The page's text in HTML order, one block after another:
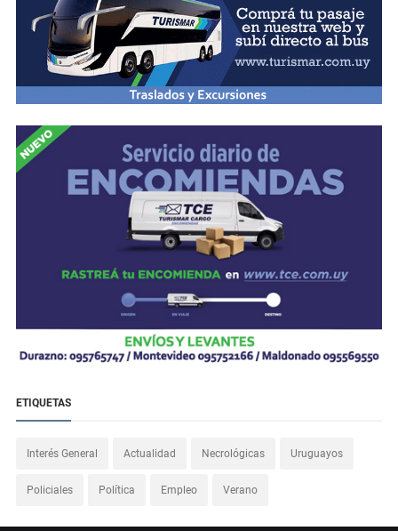
ETIQUETAS
Interés General Actualidad Necrológicas Uruguayos
Policiales Política Empleo Verano